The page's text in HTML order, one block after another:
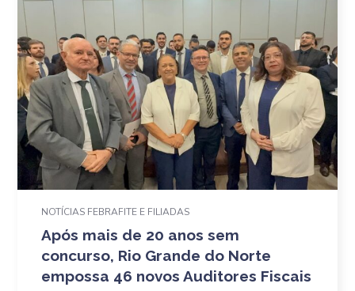
NOTÍCIAS FEBRAFITE E FILIADAS
Após mais de 20 anos sem
concurso, Rio Grande do Norte
empossa 46 novos Auditores Fiscais